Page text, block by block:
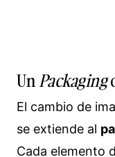
UnPackaging
El cambio de
se extiende al
Cada elemento